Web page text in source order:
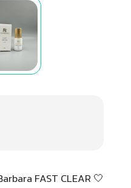
🤍 Barbara FAST CLEAR – شفاف، سریع، بی‌نقص 🤍